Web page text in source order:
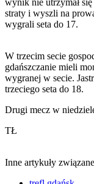
straty i wyszli na
wygrali seta do 17.
W trzecim secie
gdańszczanie mieli
wygranej w secie.
trzeciego seta do 18.
Drugi mecz w
TŁ
Inne artykuły